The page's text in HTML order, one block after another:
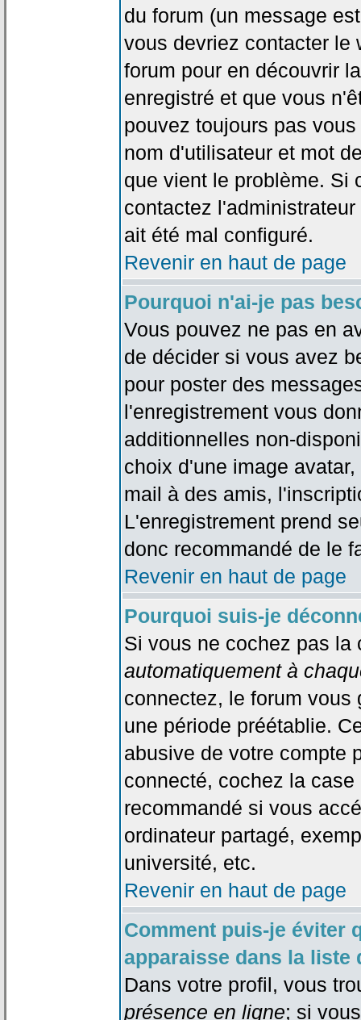
du forum (un message
vous devriez contacter le
forum pour en découvrir
enregistré et que vous
pouvez toujours pas
nom d'utilisateur et mot
que vient le problème. Si
contactez
ait été mal configuré.
Revenir en haut de page
Pourquoi n'ai-je pas
Vous pouvez ne pas en
de décider si vous avez
pour poster des
l'enregistrement vous
additionnelles non-
choix d'une image
mail à des amis,
L'enregistrement prend
donc recommandé de le
Revenir en haut de page
Pourquoi suis-je
Si vous ne cochez pas
automatiquement à
connectez, le forum vous
une période préétablie.
abusive de votre compte
connecté, cochez la
recommandé si vous
ordinateur partagé,
université, etc.
Revenir en haut de page
Comment puis-je éviter
apparaisse dans la liste
Dans votre profil, vous
présence en ligne; si